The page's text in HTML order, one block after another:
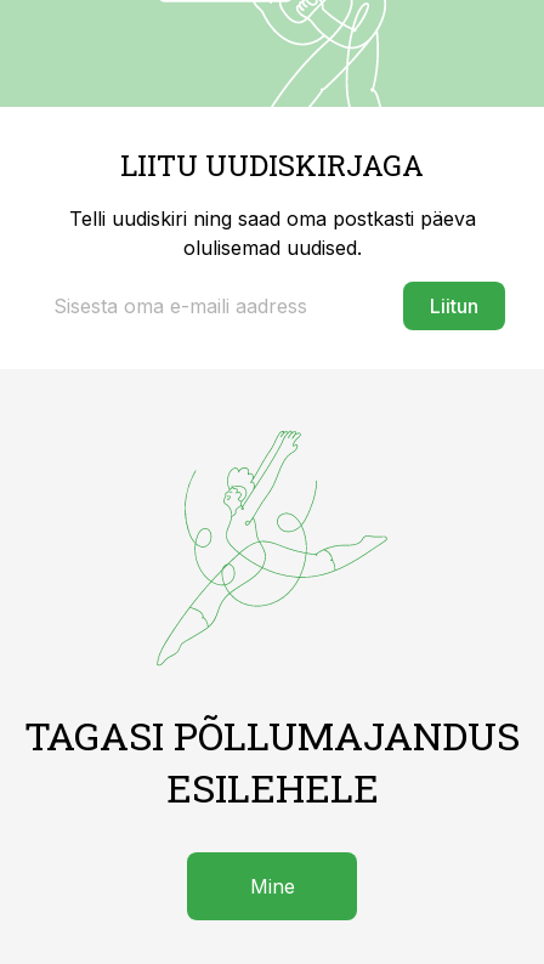
LIITU UUDISKIRJAGA
Telli uudiskiri ning saad oma postkasti päeva
olulisemad uudised.
Liitun
TAGASI PÕLLUMAJANDUS
ESILEHELE
Mine